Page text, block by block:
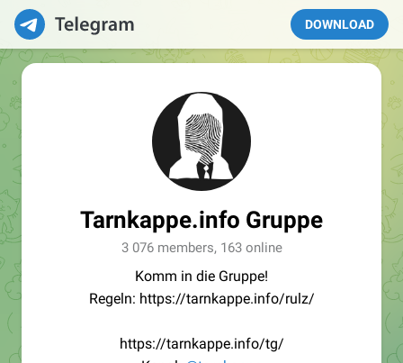
DOWNLOAD
Tarnkappe.info Gruppe
3 076 members, 163 online
Komm in die Gruppe!
Regeln: https://tarnkappe.info/rulz/
https://tarnkappe.info/tg/